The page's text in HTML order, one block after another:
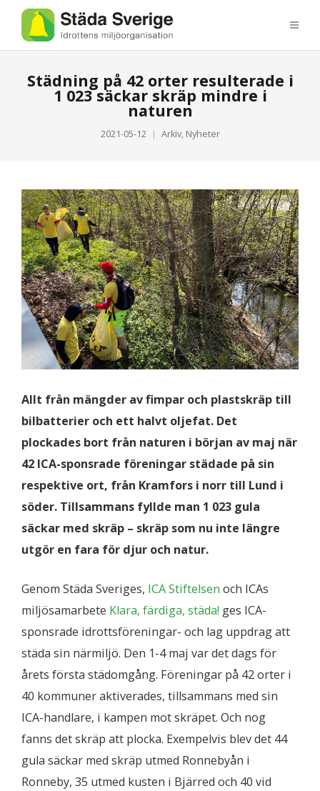
Städning på 42 orter resulterade i
1 023 säckar skräp mindre i
naturen
2021-05-12 Arkiv, Nyheter
Allt från mängder av fimpar och plastskräp till
bilbatterier och ett halvt oljefat. Det
plockades bort från naturen i början av maj när
42 ICA-sponsrade föreningar städade på sin
respektive ort, från Kramfors i norr till Lund i
söder. Tillsammans fyllde man 1 023 gula
säckar med skräp – skräp som nu inte längre
utgör en fara för djur och natur.
Genom Städa Sveriges, ICA Stiftelsen och ICAs
miljösamarbete Klara, färdiga, städa! ges ICA-
sponsrade idrottsföreningar- och lag uppdrag att
städa sin närmiljö. Den 1-4 maj var det dags för
årets första städomgång. Föreningar på 42 orter i
40 kommuner aktiverades, tillsammans med sin
ICA-handlare, i kampen mot skräpet. Och nog
fanns det skräp att plocka. Exempelvis blev det 44
gula säckar med skräp utmed Ronnebyån i
Ronneby, 35 utmed kusten i Bjärred och 40 vid